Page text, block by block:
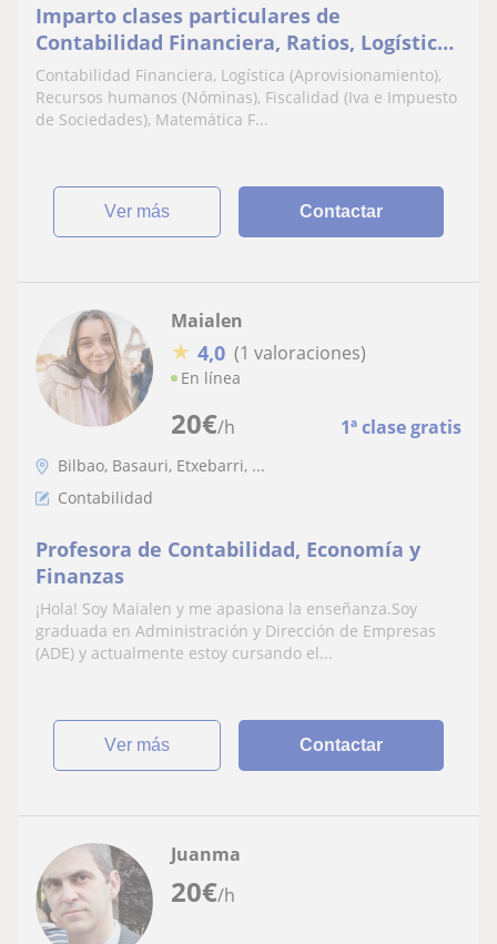
Imparto clases particulares de
Contabilidad Financiera, Ratios, Logística
(Aprovisionamiento), Fiscalidad (Iva e
Impuesto de Sociedades), Recursos
humanos (nóminas)
Contabilidad Financiera, Logística (Aprovisionamiento),
Recursos humanos (Nóminas), Fiscalidad (Iva e Impuesto
de Sociedades), Matemática F...
ver más Contactar
20€/h 1ª clase gratis
Maialen
★ 4,0 (1 valoraciones)
En línea
Bilbao, Basauri, Etxebarri, ...
Contabilidad
Profesora de Contabilidad, Economía y
Finanzas
¡Hola! Soy Maialen y me apasiona la enseñanza.Soy
graduada en Administración y Dirección de Empresas
(ADE) y actualmente estoy cursando el...
ver más Contactar
20€/h
Juanma